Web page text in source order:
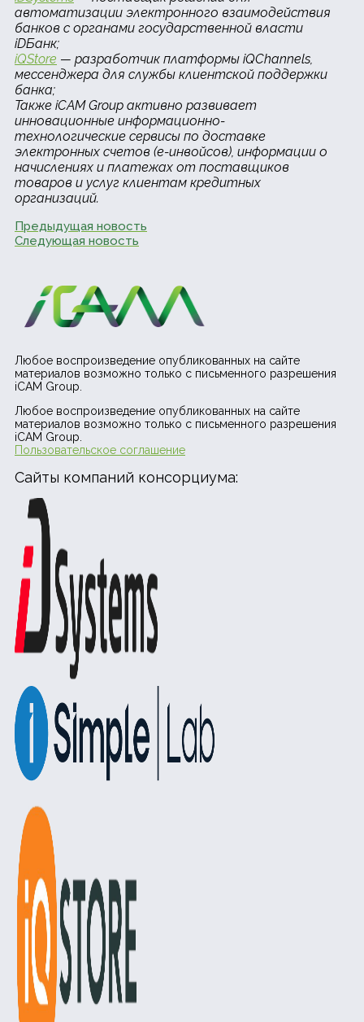
автоматизации электронного взаимодействия
банков с органами государственной власти
iDБанк;
iQStore — разработчик платформы iQChannels,
мессенджера для службы клиентской поддержки
банка;
Также iCAM Group активно развивает
инновационные информационно-
технологические сервисы по доставке
электронных счетов (е-инвойсов), информации о
начислениях и платежах от поставщиков
товаров и услуг клиентам кредитных
организаций.
Предыдущая новость
Следующая новость
Любое воспроизведение опубликованных на сайте
материалов возможно только с письменного разрешения
iCAM Group.
Любое воспроизведение опубликованных на сайте
материалов возможно только с письменного разрешения
iCAM Group.
Пользовательское соглашение
Сайты компаний консорциума: